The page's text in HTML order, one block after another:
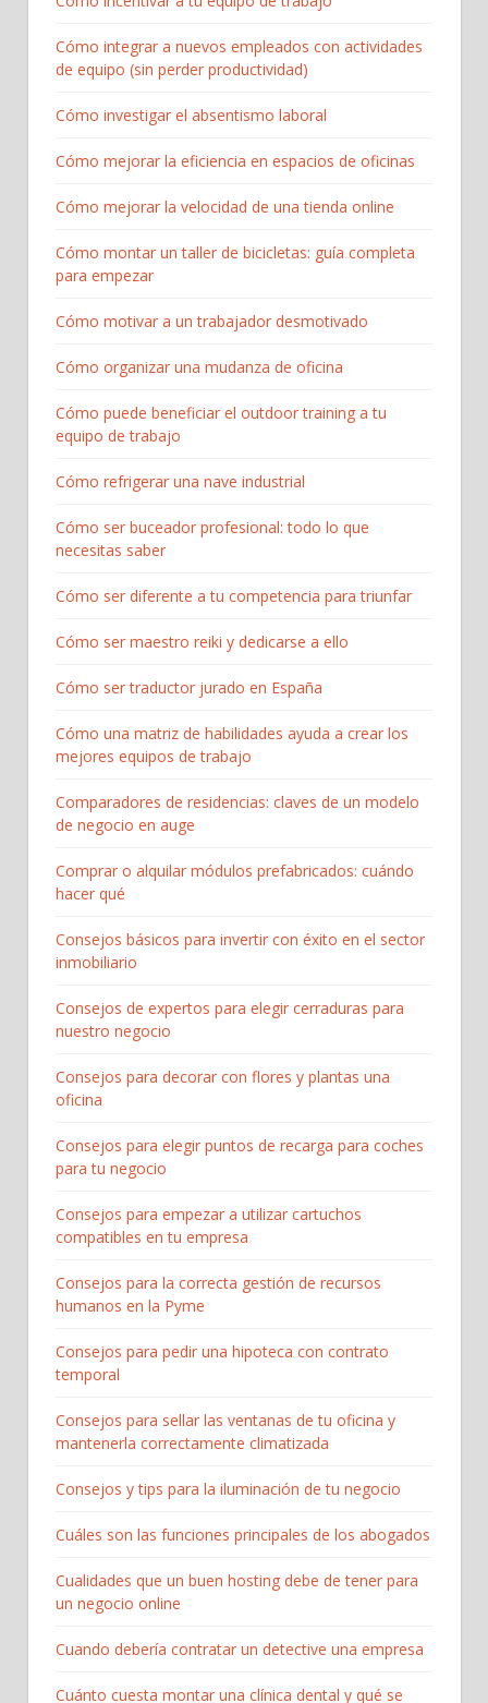
Cómo integrar a nuevos empleados con actividades
de equipo (sin perder productividad)
Cómo investigar el absentismo laboral
Cómo mejorar la eficiencia en espacios de oficinas
Cómo mejorar la velocidad de una tienda online
Cómo montar un taller de bicicletas: guía completa
para empezar​
Cómo motivar a un trabajador desmotivado
Cómo organizar una mudanza de oficina
Cómo puede beneficiar el outdoor training a tu
equipo de trabajo
Cómo refrigerar una nave industrial
Cómo ser buceador profesional: todo lo que
necesitas saber
Cómo ser diferente a tu competencia para triunfar
Cómo ser maestro reiki y dedicarse a ello
Cómo ser traductor jurado en España
Cómo una matriz de habilidades ayuda a crear los
mejores equipos de trabajo
Comparadores de residencias: claves de un modelo
de negocio en auge
Comprar o alquilar módulos prefabricados: cuándo
hacer qué
Consejos básicos para invertir con éxito en el sector
inmobiliario
Consejos de expertos para elegir cerraduras para
nuestro negocio
Consejos para decorar con flores y plantas una
oficina
Consejos para elegir puntos de recarga para coches
para tu negocio
Consejos para empezar a utilizar cartuchos
compatibles en tu empresa
Consejos para la correcta gestión de recursos
humanos en la Pyme
Consejos para pedir una hipoteca con contrato
temporal
Consejos para sellar las ventanas de tu oficina y
mantenerla correctamente climatizada
Consejos y tips para la iluminación de tu negocio
Cuáles son las funciones principales de los abogados
Cualidades que un buen hosting debe de tener para
un negocio online
Cuando debería contratar un detective una empresa
Cuánto cuesta montar una clínica dental y qué se